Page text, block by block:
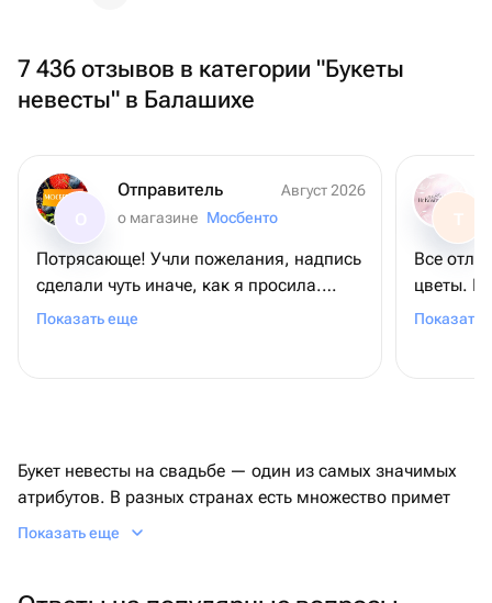
7 436 отзывов в категории "Букеты
невесты" в Балашихе
Отправитель
Август 2026
о магазине Мосбенто
Потрясающе! Учли пожелания, надпись
сделали чуть иначе, как я просила.
Учитывая что заказывала ночью, а
Показать еще
Т
Все
цветы.
Показать
Букет невесты на свадьбе — один из самых значимых
атрибутов. В разных странах есть множество примет
про свадебный букет: что сулят молодоженам те или
Показать еще